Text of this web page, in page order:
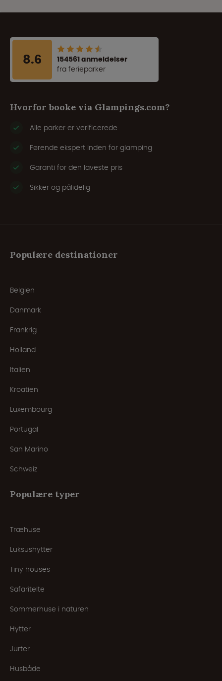
8.6
154561 anmeldelser
fra ferieparker
Hvorfor booke via Glampings.com?
Alle parker er verificerede
Førende ekspert inden for glamping
Garanti for den laveste pris
Sikker og pålidelig
Populære destinationer
Belgien
Danmark
Frankrig
Holland
Italien
Kroatien
Luxembourg
Portugal
San Marino
Schweiz
Populære typer
Træhuse
Luksushytter
Tiny houses
Safaritelte
Sommerhuse i naturen
Hytter
Jurter
Husbåde